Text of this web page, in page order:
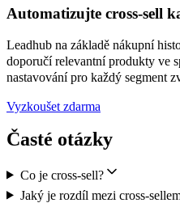
Automatizujte cross-sell
Leadhub na základě nákupní
doporučí relevantní produkty ve
nastavování pro každý segment
Vyzkoušet zdarma
Časté otázky
Co je cross-sell?
Jaký je rozdíl mezi cross-